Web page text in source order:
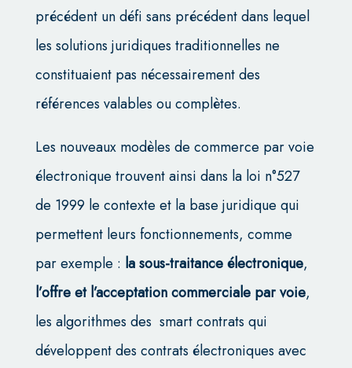
précédent un défi sans précédent dans lequel
les solutions juridiques traditionnelles ne
constituaient pas nécessairement des
références valables ou complètes.
Les nouveaux modèles de commerce par voie
électronique trouvent ainsi dans la loi n°527
de 1999 le contexte et la base juridique qui
permettent leurs fonctionnements, comme
par exemple : la sous-traitance électronique,
l’offre et l’acceptation commerciale par voie,
les algorithmes des smart contrats qui
développent des contrats électroniques avec